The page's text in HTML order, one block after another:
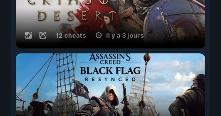
12 cheats il y a 3 jours